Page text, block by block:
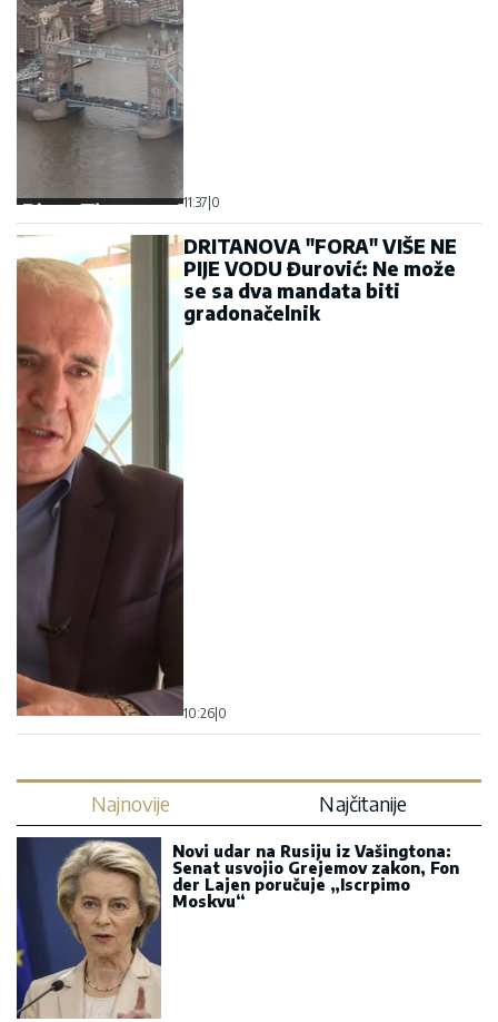
11:37|0
DRITANOVA "FORA" VIŠE NE
PIJE VODU Đurović: Ne može
se sa dva mandata biti
gradonačelnik
10:26|0
Najnovije Najčitanije
Novi udar na Rusiju iz Vašingtona:
Senat usvojio Grejemov zakon, Fon
der Lajen poručuje „Iscrpimo
Moskvu“